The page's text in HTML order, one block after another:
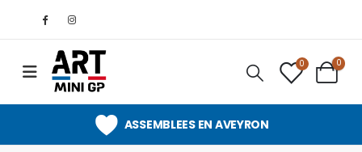
0 0
ASSEMBLEES EN AVEYRON